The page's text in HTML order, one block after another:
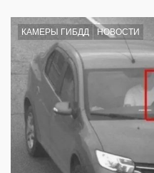
КАМЕРЫ ГИБДД НОВОСТИ